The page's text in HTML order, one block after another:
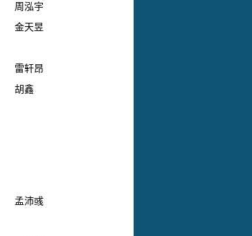
周泓宇
金天昱
雷轩昂
胡鑫
孟沛彧